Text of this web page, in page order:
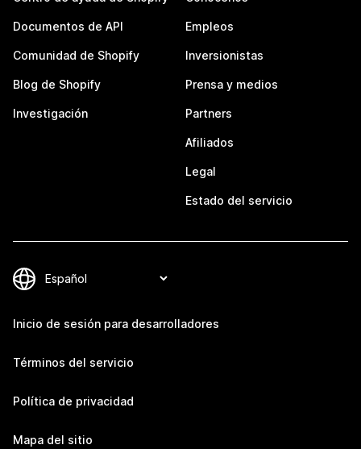
Documentos de API
Comunidad de Shopify
Blog de Shopify
Investigación
Empleos
Inversionistas
Prensa y medios
Partners
Afiliados
Legal
Estado del servicio
Inicio de sesión para desarrolladores
Términos del servicio
Política de privacidad
Mapa del sitio